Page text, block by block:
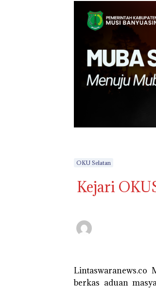
OKU Selatan
Kejari
Lintaswaranews.co
berkas aduan